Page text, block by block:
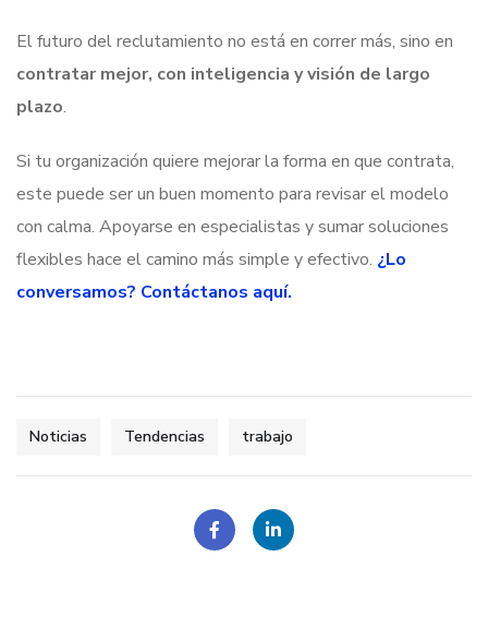
El futuro del reclutamiento no está en correr más, sino en
contratar mejor, con inteligencia y visión de largo
plazo.
Si tu organización quiere mejorar la forma en que contrata,
este puede ser un buen momento para revisar el modelo
con calma. Apoyarse en especialistas y sumar soluciones
flexibles hace el camino más simple y efectivo. ¿Lo
conversamos? Contáctanos aquí.
Noticias Tendencias trabajo